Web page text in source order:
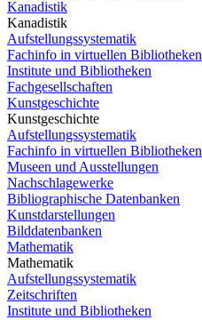
Kanadistik
Kanadistik
Aufstellungssystematik
Fachinfo in virtuellen Bibliotheken
Institute und Bibliotheken
Fachgesellschaften
Kunstgeschichte
Kunstgeschichte
Aufstellungssystematik
Fachinfo in virtuellen Bibliotheken
Museen und Ausstellungen
Nachschlagewerke
Bibliographische Datenbanken
Kunstdarstellungen
Bilddatenbanken
Mathematik
Mathematik
Aufstellungssystematik
Zeitschriften
Institute und Bibliotheken